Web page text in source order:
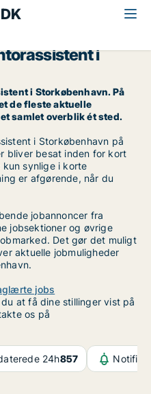
i
i Storkøbenhavn. På
de fleste aktuelle
samlet overblik ét sted.
i Storkøbenhavn på
bliver besat inden for kort
synlige i korte
er afgørende, når du
jobannoncer fra
jobsektioner og øvrige
Det gør det muligt
aktuelle jobmuligheder
jobs
at få dine stillinger vist på
os på
24h857